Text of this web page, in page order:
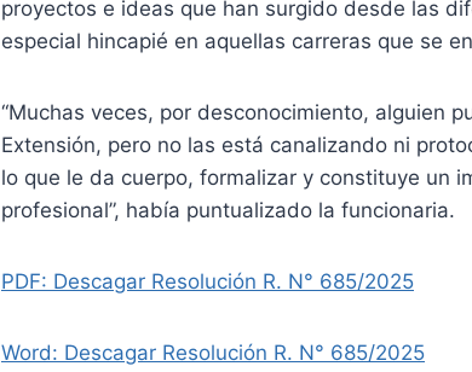
proyectos e ideas que han surgido desde las
especial hincapié en aquellas carreras que se
“Muchas veces, por desconocimiento, alguien
Extensión, pero no las está canalizando ni
lo que le da cuerpo, formalizar y constituye un
profesional”, había puntualizado la funcionaria.
PDF: Descagar Resolución R. N° 685/2025
Word: Descagar Resolución R. N° 685/2025